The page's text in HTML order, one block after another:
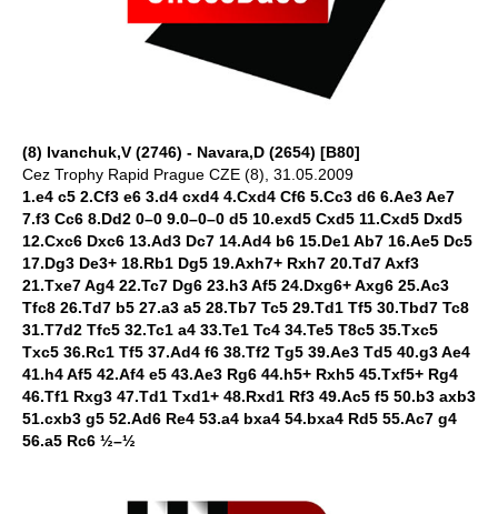
(8) Ivanchuk,V (2746) - Navara,D (2654) [B80]
Cez Trophy Rapid Prague CZE (8), 31.05.2009
1.e4 c5 2.Cf3 e6 3.d4 cxd4 4.Cxd4 Cf6 5.Cc3 d6 6.Ae3 Ae7
7.f3 Cc6 8.Dd2 0–0 9.0–0–0 d5 10.exd5 Cxd5 11.Cxd5 Dxd5
12.Cxc6 Dxc6 13.Ad3 Dc7 14.Ad4 b6 15.De1 Ab7 16.Ae5 Dc5
17.Dg3 De3+ 18.Rb1 Dg5 19.Axh7+ Rxh7 20.Td7 Axf3
21.Txe7 Ag4 22.Tc7 Dg6 23.h3 Af5 24.Dxg6+ Axg6 25.Ac3
Tfc8 26.Td7 b5 27.a3 a5 28.Tb7 Tc5 29.Td1 Tf5 30.Tbd7 Tc8
31.T7d2 Tfc5 32.Tc1 a4 33.Te1 Tc4 34.Te5 T8c5 35.Txc5
Txc5 36.Rc1 Tf5 37.Ad4 f6 38.Tf2 Tg5 39.Ae3 Td5 40.g3 Ae4
41.h4 Af5 42.Af4 e5 43.Ae3 Rg6 44.h5+ Rxh5 45.Txf5+ Rg4
46.Tf1 Rxg3 47.Td1 Txd1+ 48.Rxd1 Rf3 49.Ac5 f5 50.b3 axb3
51.cxb3 g5 52.Ad6 Re4 53.a4 bxa4 54.bxa4 Rd5 55.Ac7 g4
56.a5 Rc6 ½–½